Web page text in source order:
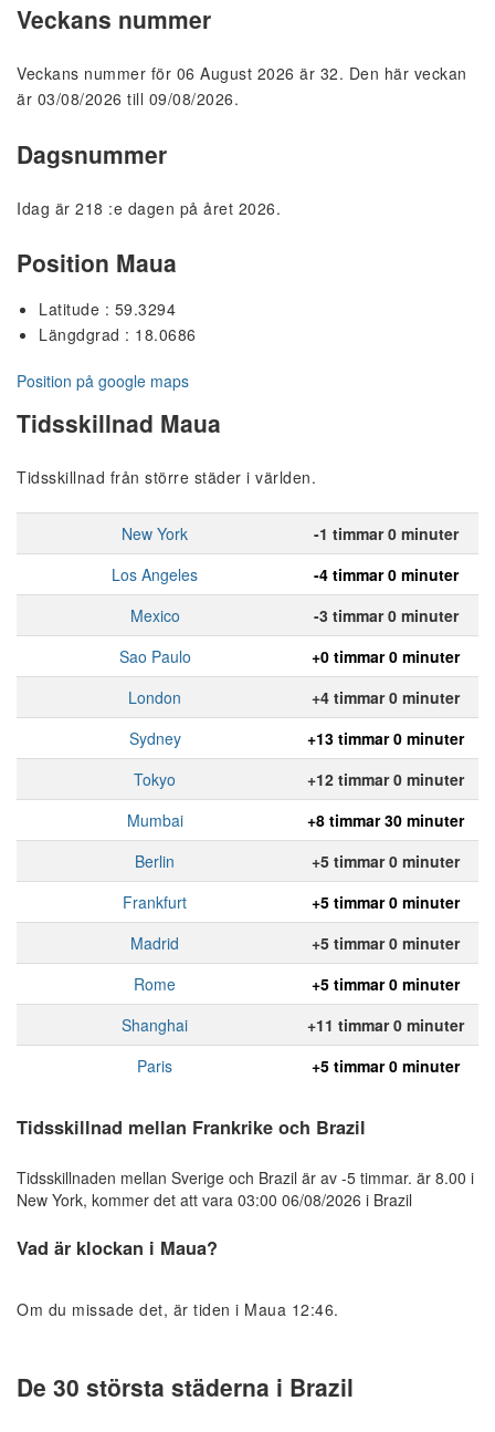
Veckans nummer
Veckans nummer för 06 August 2026 är 32. Den här veckan
är 03/08/2026 till 09/08/2026.
Dagsnummer
Idag är 218 :e dagen på året 2026.
Position Maua
Latitude : 59.3294
Längdgrad : 18.0686
Position på google maps
Tidsskillnad Maua
Tidsskillnad från större städer i världen.
New York
-1 timmar 0 minuter
Los Angeles
-4 timmar 0 minuter
Mexico
-3 timmar 0 minuter
Sao Paulo
+0 timmar 0 minuter
London
+4 timmar 0 minuter
Sydney
+13 timmar 0 minuter
Tokyo
+12 timmar 0 minuter
Mumbai
+8 timmar 30 minuter
Berlin
+5 timmar 0 minuter
Frankfurt
+5 timmar 0 minuter
Madrid
+5 timmar 0 minuter
Rome
+5 timmar 0 minuter
Shanghai
+11 timmar 0 minuter
Paris
+5 timmar 0 minuter
Tidsskillnad mellan Frankrike och Brazil
Tidsskillnaden mellan Sverige och Brazil är av -5 timmar. är 8.00 i
New York, kommer det att vara 03:00 06/08/2026 i Brazil
Vad är klockan i Maua?
Om du missade det, är tiden i Maua 12:46.
De 30 största städerna i Brazil